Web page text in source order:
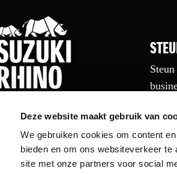
Deze website maakt gebruik van
We gebruiken cookies om content
bieden en om ons websiteverkeer
site met onze partners voor social
Sluit